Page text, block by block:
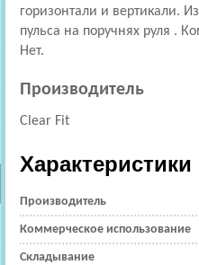
горизонтали и вертикали.
пульса на поручнях руля .
Нет.
Производитель
Clear Fit
Характеристики
Производитель
Коммерческое использование
Складывание